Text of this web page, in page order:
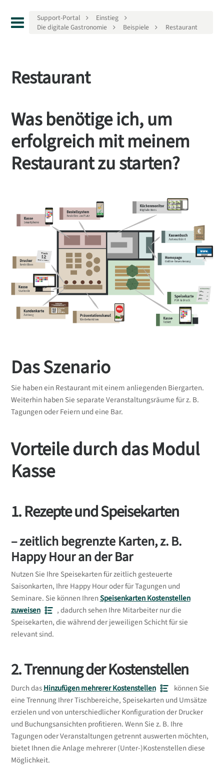
Support-Portal
Einstieg
Die digitale Gastronomie
Beispiele Restaurant
Restaurant
Was benötige ich, um
erfolgreich mit meinem
Restaurant zu starten?
Das Szenario
Sie haben ein Restaurant mit einem anliegenden Biergarten.
Weiterhin haben Sie separate Veranstaltungsräume für z. B.
Tagungen oder Feiern und eine Bar.
Vorteile durch das Modul
Kasse
1. Rezepte und Speisekarten
– zeitlich begrenzte Karten, z. B.
Happy Hour an der Bar
Nutzen Sie Ihre Speisekarten für zeitlich gesteuerte
Saisonkarten, Ihre Happy Hour oder für Tagungen und
Seminare. Sie können IhrenSpeisenkarten Kostenstellen
zuweisen
, dadurch sehen Ihre Mitarbeiter nur die
Speisekarten, die während der jeweiligen Schicht für sie
relevant sind.
2. Trennung der Kostenstellen
Durch dasHinzufügen mehrerer Kostenstellen
können Sie
eine Trennung Ihrer Tischbereiche, Speisekarten und Umsätze
erzielen und von unterschiedlicher Konfiguration der Drucker
und Buchungsansichten profitieren. Wenn Sie z. B. Ihre
Tagungen oder Veranstaltungen getrennt auswerten möchten,
bietet Ihnen die Anlage mehrerer (Unter-)Kostenstellen diese
Möglichkeit.